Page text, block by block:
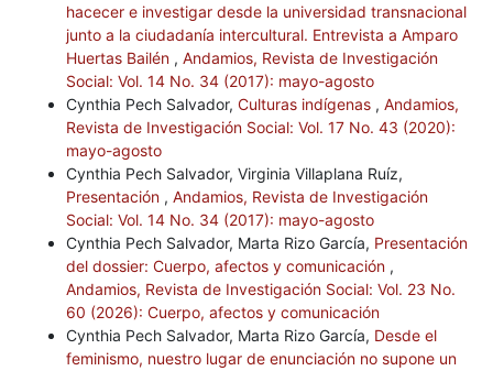
hacecer e investigar desde la universidad transnacional
junto a la ciudadanía intercultural. Entrevista a Amparo
Huertas Bailén , Andamios, Revista de Investigación
Social: Vol. 14 No. 34 (2017): mayo-agosto
Cynthia Pech Salvador, Culturas indígenas , Andamios,
Revista de Investigación Social: Vol. 17 No. 43 (2020):
mayo-agosto
Cynthia Pech Salvador, Virginia Villaplana Ruíz,
Presentación , Andamios, Revista de Investigación
Social: Vol. 14 No. 34 (2017): mayo-agosto
Cynthia Pech Salvador, Marta Rizo García, Presentación
del dossier: Cuerpo, afectos y comunicación ,
Andamios, Revista de Investigación Social: Vol. 23 No.
60 (2026): Cuerpo, afectos y comunicación
Cynthia Pech Salvador, Marta Rizo García, Desde el
feminismo, nuestro lugar de enunciación no supone un